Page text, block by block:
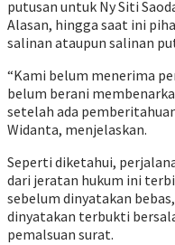
putusan untuk Ny Siti
Alasan, hingga saat ini
salinan ataupun salinan
“Kami belum menerima
belum berani
setelah ada
Widanta, menjelaskan.
Seperti diketahui,
dari jeratan hukum ini
sebelum dinyatakan
dinyatakan terbukti
pemalsuan surat.